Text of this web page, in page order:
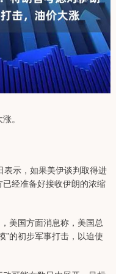
。
示，如果美伊谈判取得进
经准备好接收伊朗的浓缩
国方面消息称，美国总
”的初步军事打击，以迫使